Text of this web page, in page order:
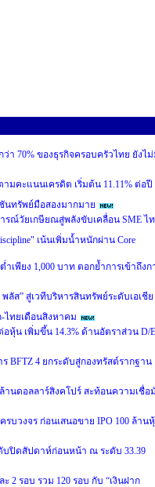
า 70% ของธุรกิจครอบครัวไทย ยังไ
มคะแนนเครดิต เริ่มต้น 11.11% ต่อปี
นทรัพย์มือสองมากมาย
ารณ์วัยเกษียณสู่พลังขับเคลื่อน SME ไ
เน้นเพิ่มน้ำหนักผ่าน Core
เพียง 1,000 บาท ตอกย้ำการเข้าถึงก
ลัส” สู่เวทีบริหารสินทรัพย์ระดับเอเชีย
ทยเดือนสิงหาคม
หุ้น เพิ่มขึ้น 14.3% ด้านอัตราส่วน D/E
BFTZ 4 ยกระดับสู่กองทรัสต์รากฐาน
ล้านดอลลาร์สิงคโปร์ สะท้อนความเชื่อ
บวงจร ก่อนเสนอขาย IPO 100 ล้าน
ดับปิดสัปดาห์ก่อนหน้า ณ ระดับ 33.39
2 รอบ รวม 120 รอบ กับ “เงินฝาก